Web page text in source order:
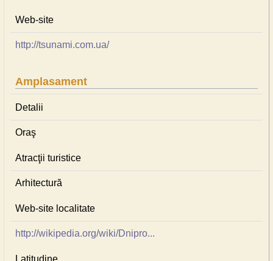
Web-site
http://tsunami.com.ua/
Amplasament
Detalii
Oraş
Atracţii turistice
Arhitectură
Web-site localitate
http://wikipedia.org/wiki/Dnipro...
Latitudine